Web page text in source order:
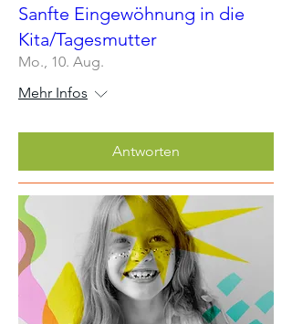
Sanfte Eingewöhnung in die
Kita/Tagesmutter
Mo., 10. Aug.
Mehr Infos
Antworten